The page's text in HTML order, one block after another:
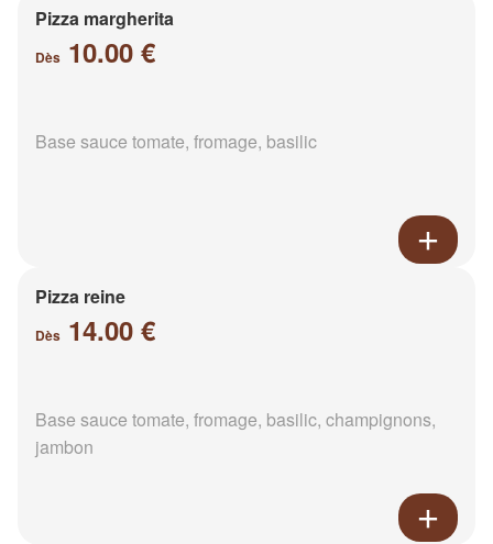
Pizza margherita
Dès 10.00 €
Base sauce tomate, fromage, basilic
Pizza reine
Dès 14.00 €
Base sauce tomate, fromage, basilic, champignons,
jambon